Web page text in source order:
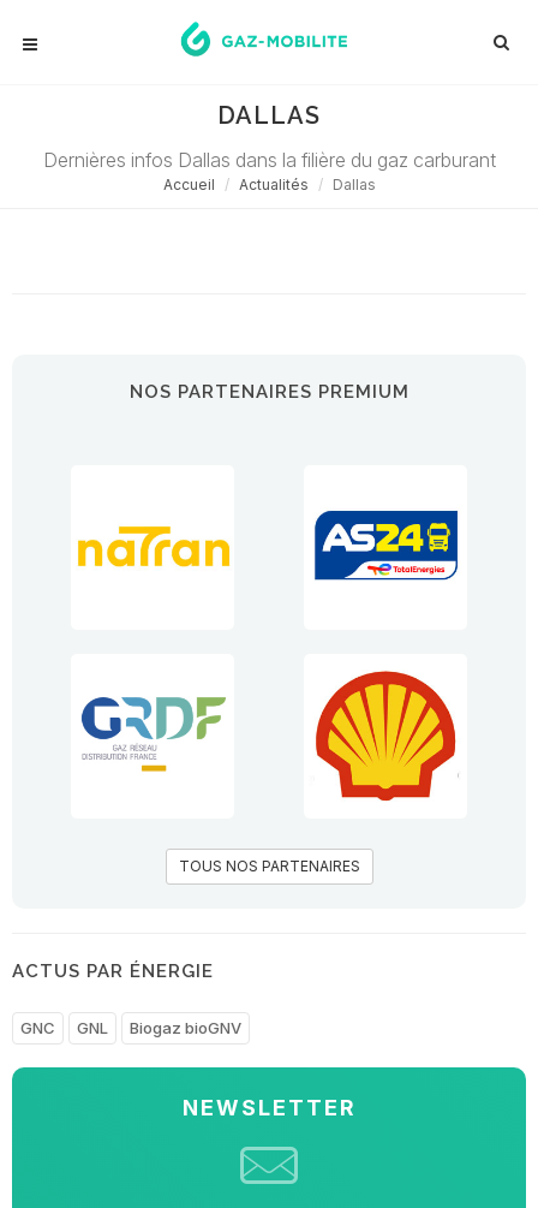
DALLAS
Dernières infos Dallas dans la filière du gaz carburant
Accueil Actualités Dallas
NOS PARTENAIRES PREMIUM
TOUS NOS PARTENAIRES
ACTUS PAR ÉNERGIE
GNC GNL Biogaz bioGNV
NEWSLETTER